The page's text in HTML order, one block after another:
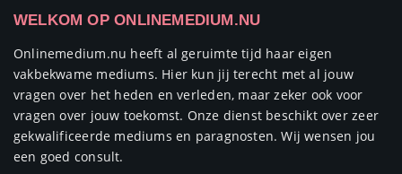
WELKOM OP ONLINEMEDIUM.NU
Onlinemedium.nu heeft al geruimte tijd haar eigen
vakbekwame mediums. Hier kun jij terecht met al jouw
vragen over het heden en verleden, maar zeker ook voor
vragen over jouw toekomst. Onze dienst beschikt over zeer
gekwalificeerde mediums en paragnosten. Wij wensen jou
een goed consult.